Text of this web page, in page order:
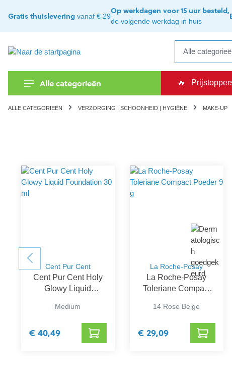
general.skipToNavigation
Gratis thuislevering vanaf € 29
Op werkdagen voor 15 uur besteld,
de volgende werkdag in huis
Alle categorieën 🔥
ALLE CATEGORIEËN VERZORGING | SCHOONHEID | HYGIËNE MAKE-UP
Cent Pur Cent
Cent Pur Cent Holy
Glowy Liquid
Medium
€ 40,49
La Roche-Posay
La Roche-Posay
Toleriane Compact
14 Rose Beige
€ 29,09